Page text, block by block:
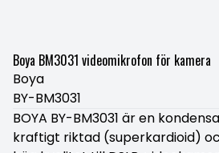
Boya BM3031 videomikrofon för kamera
Boya
BY-BM3031
BOYA BY-BM3031 är en
kraftigt riktad (superkardioid)